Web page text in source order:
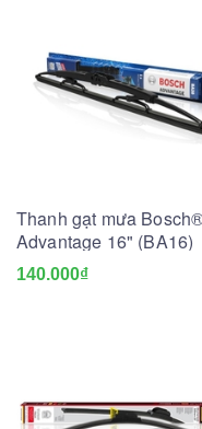
Thanh gạt mưa
Advantage 16" (BA16)
140.000₫